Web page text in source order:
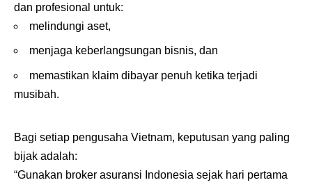
dan profesional untuk:
melindungi aset,
menjaga keberlangsungan bisnis, dan
memastikan klaim dibayar penuh ketika terjadi
musibah.
Bagi setiap pengusaha Vietnam, keputusan yang paling
bijak adalah:
“Gunakan broker asuransi Indonesia sejak hari pertama